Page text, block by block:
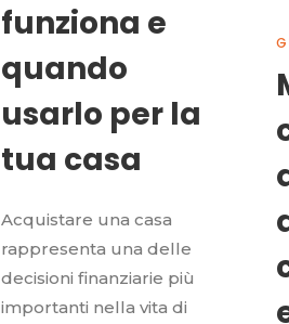
funziona e
quando
usarlo per la
tua casa
Acquistare una casa
rappresenta una delle
decisioni finanziarie più
importanti nella vita di